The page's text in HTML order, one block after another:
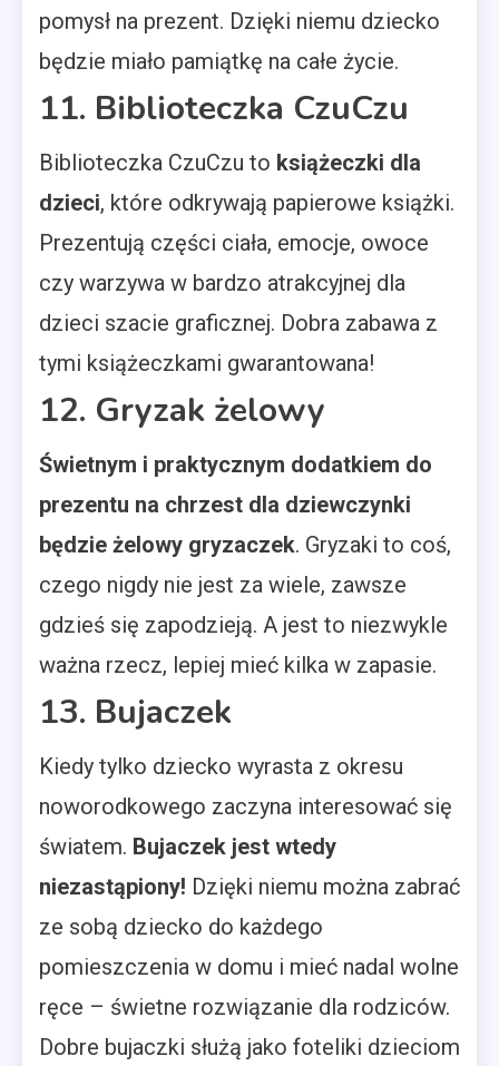
pomysł na prezent. Dzięki niemu dziecko
będzie miało pamiątkę na całe życie.
11. Biblioteczka CzuCzu
Biblioteczka CzuCzu to książeczki dla
dzieci, które odkrywają papierowe książki.
Prezentują części ciała, emocje, owoce
czy warzywa w bardzo atrakcyjnej dla
dzieci szacie graficznej. Dobra zabawa z
tymi książeczkami gwarantowana!
12. Gryzak żelowy
Świetnym i praktycznym dodatkiem do
prezentu na chrzest dla dziewczynki
będzie żelowy gryzaczek. Gryzaki to coś,
czego nigdy nie jest za wiele, zawsze
gdzieś się zapodzieją. A jest to niezwykle
ważna rzecz, lepiej mieć kilka w zapasie.
13. Bujaczek
Kiedy tylko dziecko wyrasta z okresu
noworodkowego zaczyna interesować się
światem. Bujaczek jest wtedy
niezastąpiony! Dzięki niemu można zabrać
ze sobą dziecko do każdego
pomieszczenia w domu i mieć nadal wolne
ręce – świetne rozwiązanie dla rodziców.
Dobre bujaczki służą jako foteliki dzieciom